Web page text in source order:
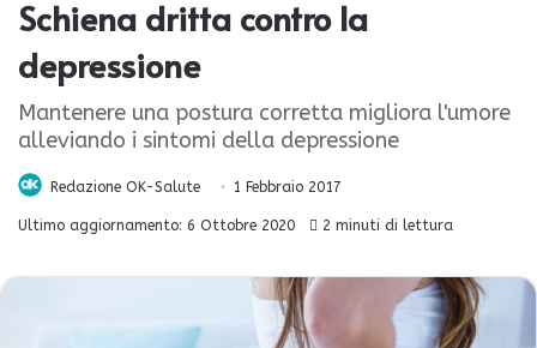
Schiena dritta contro la
depressione
Mantenere una postura corretta migliora l'umore
alleviando i sintomi della depressione
Redazione OK-Salute 1 Febbraio 2017
Ultimo aggiornamento: 6 Ottobre 2020 2 minuti di lettura